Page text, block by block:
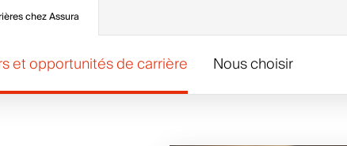
chez Assura
et opportunités de carrière Nous choisir